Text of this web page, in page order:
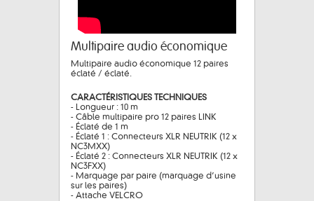
Multipaire audio économique
Multipaire audio économique 12 paires
éclaté / éclaté.
CARACTÉRISTIQUES TECHNIQUES
- Longueur : 10 m
- Câble multipaire pro 12 paires LINK
- Éclaté de 1 m
- Éclaté 1 : Connecteurs XLR NEUTRIK (12 x
NC3MXX)
- Éclaté 2 : Connecteurs XLR NEUTRIK (12 x
NC3FXX)
- Marquage par paire (marquage d’usine
sur les paires)
- Attache VELCRO